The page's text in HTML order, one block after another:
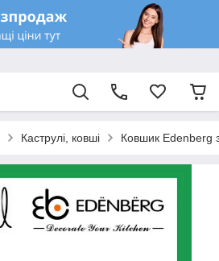
Каструлі, ковші Ковшик Edenberg